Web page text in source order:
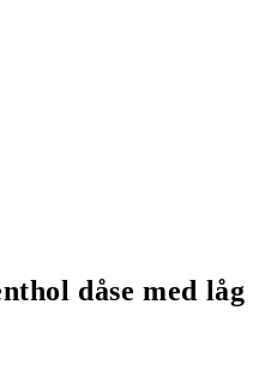
dåse med låg